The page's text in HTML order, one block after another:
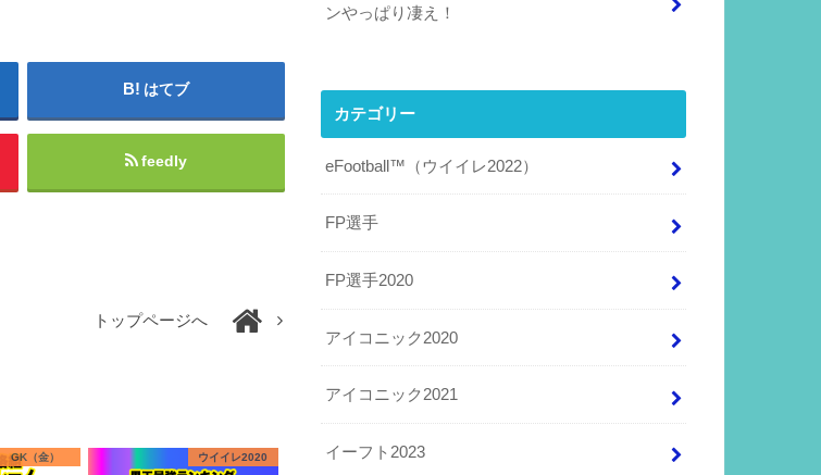
はてブ
feedly
トップページへ
GK（金） ウイイレ2020
ンやっぱり凄え！
カテゴリー
eFootball™（ウイイレ2022）
FP選手
FP選手2020
アイコニック2020
アイコニック2021
イーフト2023